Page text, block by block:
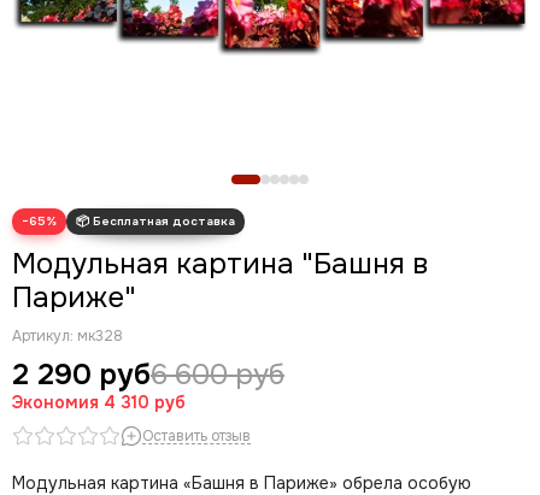
Новогодние картины
−65%
Модульная картина "Башня в
Париже"
Артикул: мк328
2 290 руб6 600 руб
Экономия 4 310 руб
Оставить отзыв
Модульная картина «Башня в Париже» обрела особую